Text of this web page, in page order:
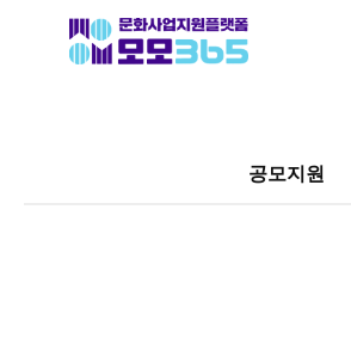
공모지원